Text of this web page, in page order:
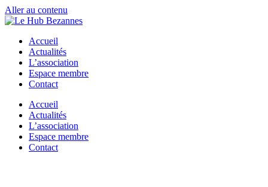
Aller au contenu
Accueil
Actualités
L’association
Espace membre
Contact
Accueil
Actualités
L’association
Espace membre
Contact